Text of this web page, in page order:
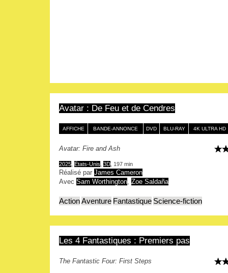
Avatar : De Feu et de Cendres
AFFICHE BANDE-ANNONCE DVD BLU-RAY 4K ULTRA HD
Avatar: Fire and Ash
2025 États-Unis 3D , 197 min
Réalisé par James Cameron
Avec Sam Worthington, Zoe Saldaña
ActionAventureFantastiqueScience-fiction
Les 4 Fantastiques : Premiers pas
The Fantastic Four: First Steps